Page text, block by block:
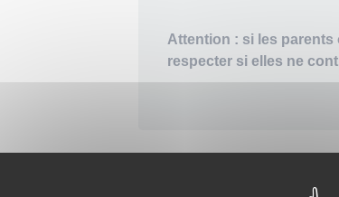
Attention : si les
respecter si elles ne
Le conseil de famille devra
pourra être confiée aux